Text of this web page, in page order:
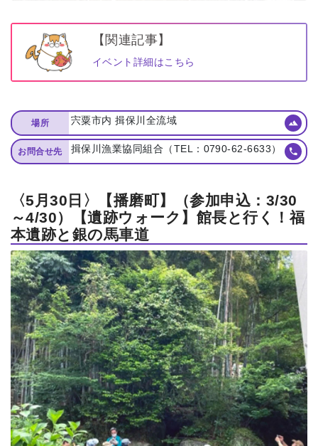
【関連記事】
イベント詳細はこちら
場所 宍粟市内 揖保川全流域
お問合せ先 揖保川漁業協同組合（TEL：0790-62-6633）
〈5月30日〉【播磨町】（参加申込：3/30
～4/30）【遺跡ウォーク】館長と行く！福
本遺跡と銀の馬車道